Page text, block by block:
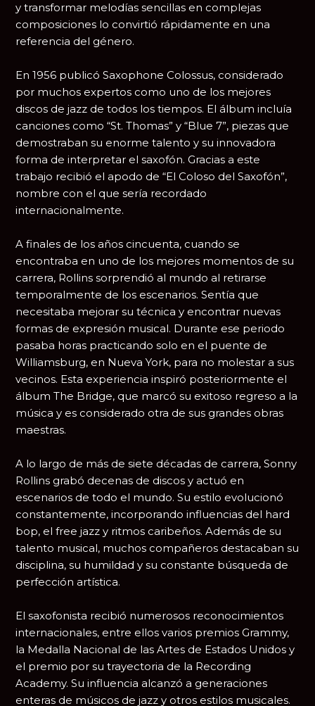
y transformar melodías sencillas en complejas
composiciones lo convirtió rápidamente en una
referencia del género.
En 1956 publicóSaxophone Colossus, considerado
por muchos expertos como uno de los mejores
discos de jazz de todos los tiempos. El álbum incluía
canciones como “St. Thomas” y “Blue 7”, piezas que
demostraban su enorme talento y su innovadora
forma de interpretar el saxofón. Gracias a este
trabajo recibió el apodo de “El Coloso del Saxofón”,
nombre con el que sería recordado
internacionalmente.
A finales de los años cincuenta, cuando se
encontraba en uno de los mejores momentos de su
carrera, Rollins sorprendió al mundo al retirarse
temporalmente de los escenarios. Sentía que
necesitaba mejorar su técnica y encontrar nuevas
formas de expresión musical. Durante ese periodo
pasaba horas practicando solo en el puente de
Williamsburg, en Nueva York, para no molestar a sus
vecinos. Esta experiencia inspiró posteriormente el
álbumThe Bridge, que marcó su exitoso regreso a la
música y es considerado otra de sus grandes obras
maestras.
A lo largo de más de siete décadas de carrera, Sonny
Rollins grabó decenas de discos y actuó en
escenarios de todo el mundo. Su estilo evolucionó
constantemente, incorporando influencias del hard
bop, el free jazz y ritmos caribeños. Además de su
talento musical, muchos compañeros destacaban su
disciplina, su humildad y su constante búsqueda de
perfección artística.
El saxofonista recibió numerosos reconocimientos
internacionales, entre ellos varios premios Grammy,
la Medalla Nacional de las Artes de Estados Unidos y
el premio por su trayectoria de la Recording
Academy. Su influencia alcanzó a generaciones
enteras de músicos de jazz y otros estilos musicales.